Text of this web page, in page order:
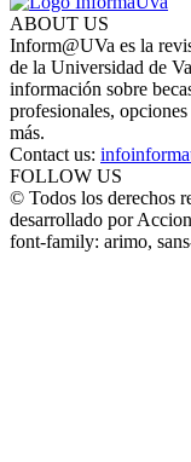
ABOUT US
Inform@UVa es la
de la Universidad de
información sobre
profesionales,
más.
Contact us:
FOLLOW US
© Todos los derechos
desarrollado por
font-family: arimo,